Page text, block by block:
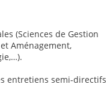
(Sciences de Gestion
Aménagement,
entretiens semi-directifs